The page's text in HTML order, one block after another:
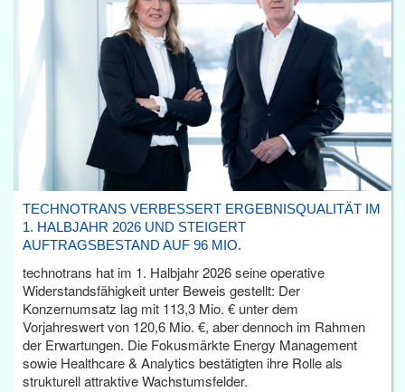
TECHNOTRANS VERBESSERT ERGEBNISQUALITÄT IM
1. HALBJAHR 2026 UND STEIGERT
AUFTRAGSBESTAND AUF 96 MIO.
technotrans hat im 1. Halbjahr 2026 seine operative
Widerstandsfähigkeit unter Beweis gestellt: Der
Konzernumsatz lag mit 113,3 Mio. € unter dem
Vorjahreswert von 120,6 Mio. €, aber dennoch im Rahmen
der Erwartungen. Die Fokusmärkte Energy Management
sowie Healthcare & Analytics bestätigten ihre Rolle als
strukturell attraktive Wachstumsfelder.